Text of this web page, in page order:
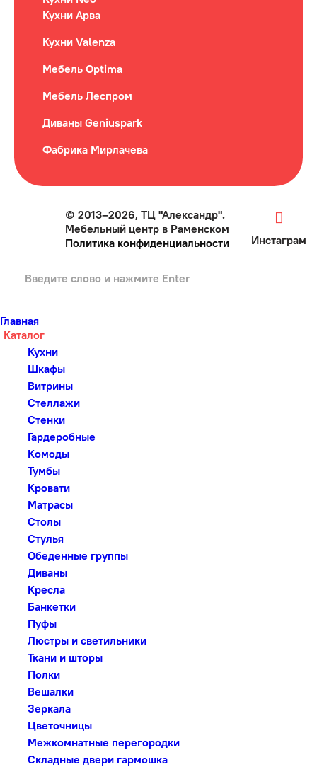
Кухни Арва
Кухни Valenza
Мебель Optima
Мебель Леспром
Диваны Geniuspark
Фабрика Мирлачева
© 2013–2026, ТЦ "Александр".
Мебельный центр в Раменском
Политика конфиденциальности
Инстаграм
Главная
Каталог
Кухни
Шкафы
Витрины
Стеллажи
Стенки
Гардеробные
Комоды
Тумбы
Кровати
Матрасы
Столы
Стулья
Обеденные группы
Диваны
Кресла
Банкетки
Пуфы
Люстры и светильники
Ткани и шторы
Полки
Вешалки
Зеркала
Цветочницы
Межкомнатные перегородки
Складные двери гармошка